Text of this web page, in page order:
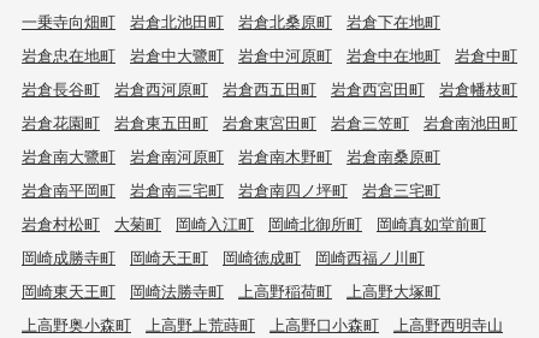
一乗寺向畑町
岩倉北池田町 岩倉北桑原町
岩倉下在地町
岩倉忠在地町
岩倉中大鷺町 岩倉中河原町 岩倉中在地町
岩倉中町
岩倉長谷町
岩倉西河原町 岩倉西五田町 岩倉西宮田町
岩倉幡枝町
岩倉花園町
岩倉東五田町 岩倉東宮田町 岩倉三笠町
岩倉南池田町
岩倉南大鷺町
岩倉南河原町 岩倉南木野町
岩倉南桑原町
岩倉南平岡町
岩倉南三宅町 岩倉南四ノ坪町
岩倉三宅町
岩倉村松町
大菊町 岡崎入江町 岡崎北御所町
岡崎真如堂前町
岡崎成勝寺町
岡崎天王町 岡崎徳成町
岡崎西福ノ川町
岡崎東天王町
岡崎法勝寺町 上高野稲荷町
上高野大塚町
上高野奥小森町
上高野上荒蒔町 上高野口小森町
上高野西明寺山